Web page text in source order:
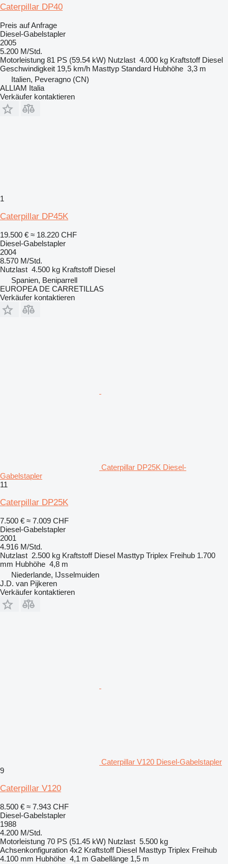
Caterpillar DP40
Preis auf Anfrage
Diesel-Gabelstapler
2005
5.200 M/Std.
Motorleistung 81 PS (59.54 kW) Nutzlast 4.000 kg Kraftstoff Diesel
Geschwindigkeit 19,5 km/h Masttyp Standard Hubhöhe 3,3 m
Italien, Peveragno (CN)
ALLIAM Italia
Verkäufer kontaktieren
1
Caterpillar DP45K
19.500 € ≈ 18.220 CHF
Diesel-Gabelstapler
2004
8.570 M/Std.
Nutzlast 4.500 kg Kraftstoff Diesel
Spanien, Beniparrell
EUROPEA DE CARRETILLAS
Verkäufer kontaktieren
Caterpillar DP25K Diesel-
Gabelstapler
11
Caterpillar DP25K
7.500 € ≈ 7.009 CHF
Diesel-Gabelstapler
2001
4.916 M/Std.
Nutzlast 2.500 kg Kraftstoff Diesel Masttyp Triplex Freihub 1.700
mm Hubhöhe 4,8 m
Niederlande, IJsselmuiden
J.D. van Pijkeren
Verkäufer kontaktieren
Caterpillar V120 Diesel-Gabelstapler
9
Caterpillar V120
8.500 € ≈ 7.943 CHF
Diesel-Gabelstapler
1988
4.200 M/Std.
Motorleistung 70 PS (51.45 kW) Nutzlast 5.500 kg
Achsenkonfiguration 4x2 Kraftstoff Diesel Masttyp Triplex Freihub
4.100 mm Hubhöhe 4,1 m Gabellänge 1,5 m